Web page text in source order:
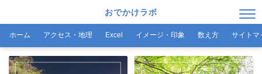
おでかけラボ
ホーム アクセス・地理 Excel イメージ・印象 数え方 サイトマ